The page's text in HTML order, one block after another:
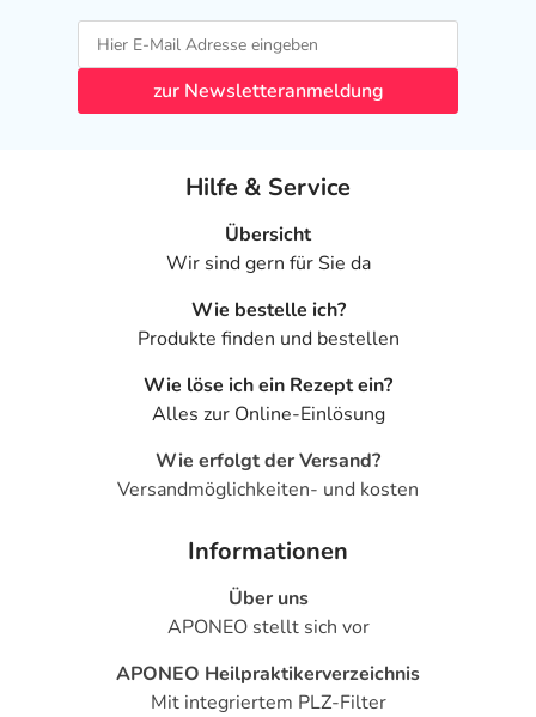
zur Newsletteranmeldung
Hilfe & Service
Übersicht
Wir sind gern für Sie da
Wie bestelle ich?
Produkte finden und bestellen
Wie löse ich ein Rezept ein?
Alles zur Online-Einlösung
Wie erfolgt der Versand?
Versandmöglichkeiten- und kosten
Informationen
Über uns
APONEO stellt sich vor
APONEO Heilpraktikerverzeichnis
Mit integriertem PLZ-Filter